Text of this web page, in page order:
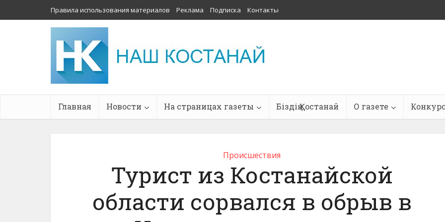
Правила использования материалов Реклама Подписка Контакты
Главная Новости На страницах газеты Біздің Қостанай О газете
Проиcшествия
Турист из Костанайской
области сорвался в обрыв в